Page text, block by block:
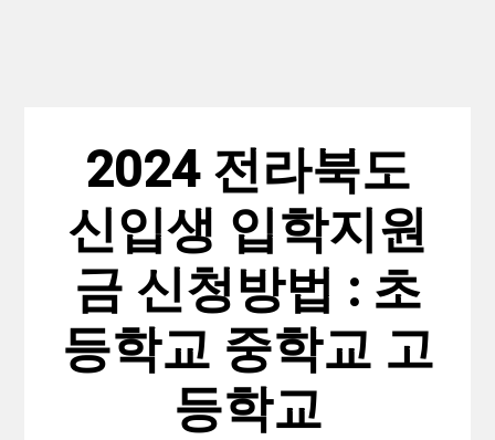
2024 전라북도
신입생 입학지원
금 신청방법 : 초
등학교 중학교 고
등학교